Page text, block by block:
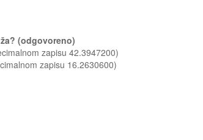
(odgovoreno)
zapisu 42.3947200)
zapisu 16.2630600)